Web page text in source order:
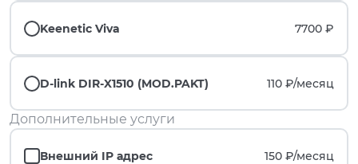
Keenetic Viva 7700 ₽
D-link DIR-X1510 (MOD.PAKT) 110 ₽/месяц
Дополнительные услуги
Внешний IP адрес 150 ₽/месяц